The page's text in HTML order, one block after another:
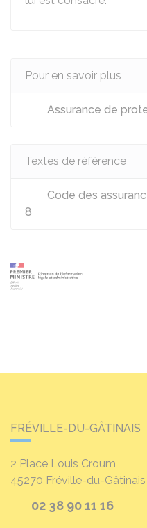
Pour en savoir plus
Assurance de
Textes de référence
Code des
8
FRÉVILLE-DU-GÂTINAIS
2 Place Louis Croum
45270 Fréville-du-Gâtinais
02 38 90 11 16